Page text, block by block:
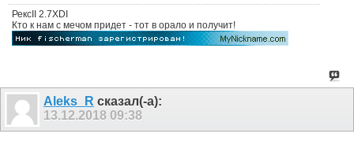
РексII 2.7ХDI
Кто к нам с мечом придет - тот в орало и получит!
Aleks_R сказал(-а):
13.12.2018 09:38